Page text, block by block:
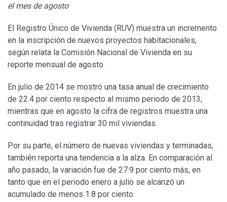
el mes de agosto
El Registro Único de Vivienda (RUV) muestra un incremento
en la inscripción de nuevos proyectos habitacionales,
según relata la Comisión Nacional de Vivienda en su
reporte mensual de agosto.
En julio de 2014 se mostró una tasa anual de crecimiento
de 22.4 por ciento respecto al mismo periodo de 2013,
mientras que en agosto la cifra de registros muestra una
continuidad tras registrar 30 mil viviendas.
Por su parte, el número de nuevas viviendas y terminadas,
también reporta una tendencia a la alza. En comparación al
año pasado, la variación fue de 27.9 por ciento más, en
tanto que en el periodo enero a julio se alcanzó un
acumulado de menos 1.8 por ciento.